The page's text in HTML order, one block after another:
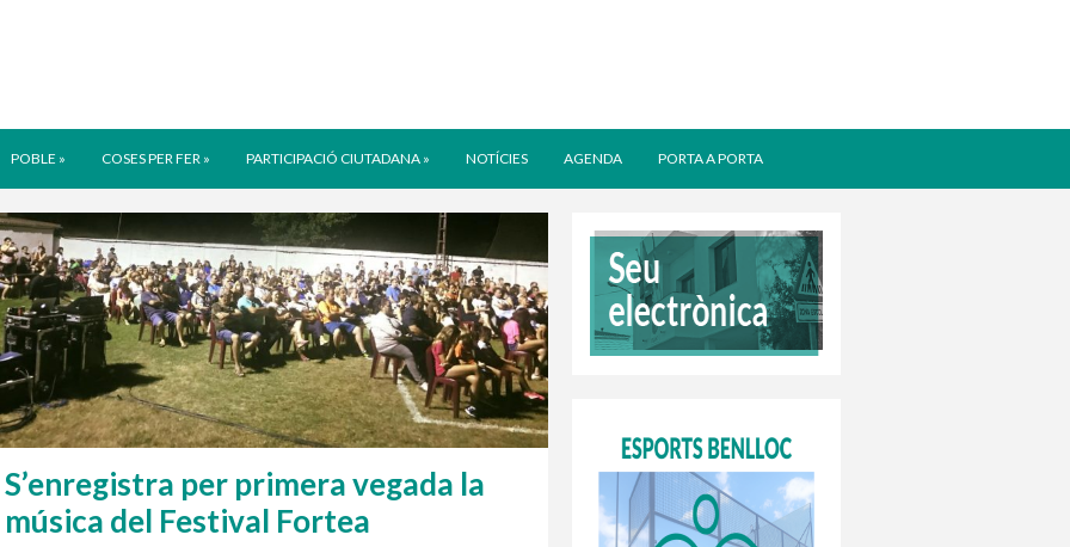
POBLE » COSES PER FER » PARTICIPACIÓ CIUTADANA » NOTÍCIES AGENDA PORTA A PORTA
S’enregistra per primera vegada la
música del Festival Fortea